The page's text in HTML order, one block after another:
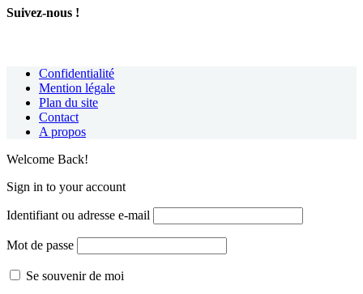
Suivez-nous !
Confidentialité
Mention légale
Plan du site
Contact
A propos
Welcome Back!
Sign in to your account
Identifiant ou adresse e-mail
Mot de passe
Se souvenir de moi